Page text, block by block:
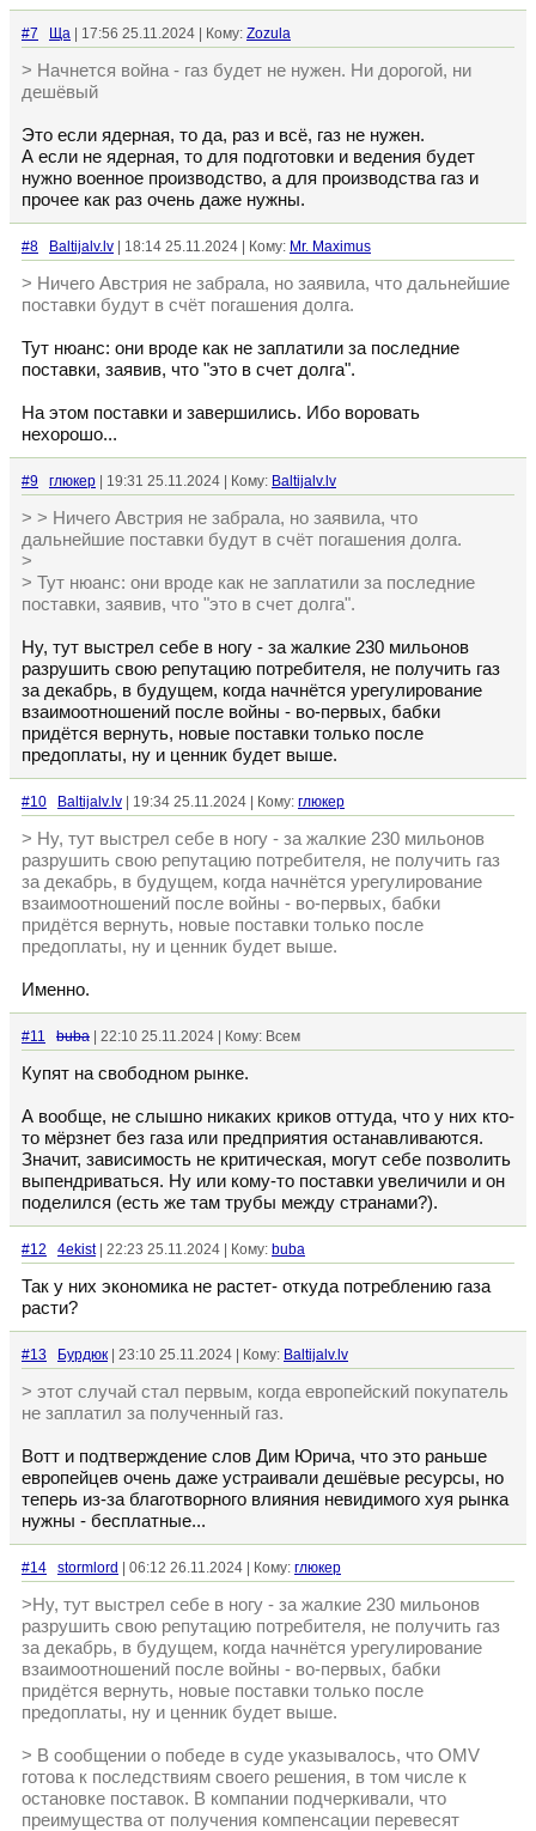
#7 Ща | 17:56 25.11.2024 | Кому: Zozula
> Начнется война - газ будет не нужен. Ни дорогой, ни
дешёвый
Это если ядерная, то да, раз и всё, газ не нужен.
А если не ядерная, то для подготовки и ведения будет
нужно военное производство, а для производства газ и
прочее как раз очень даже нужны.
#8 Baltijalv.lv | 18:14 25.11.2024 | Кому: Mr. Maximus
> Ничего Австрия не забрала, но заявила, что дальнейшие
поставки будут в счёт погашения долга.
Тут нюанс: они вроде как не заплатили за последние
поставки, заявив, что "это в счет долга".
На этом поставки и завершились. Ибо воровать
нехорошо...
#9 глюкер | 19:31 25.11.2024 | Кому: Baltijalv.lv
> > Ничего Австрия не забрала, но заявила, что
дальнейшие поставки будут в счёт погашения долга.
>
> Тут нюанс: они вроде как не заплатили за последние
поставки, заявив, что "это в счет долга".
Ну, тут выстрел себе в ногу - за жалкие 230 мильонов
разрушить свою репутацию потребителя, не получить газ
за декабрь, в будущем, когда начнётся урегулирование
взаимоотношений после войны - во-первых, бабки
придётся вернуть, новые поставки только после
предоплаты, ну и ценник будет выше.
#10 Baltijalv.lv | 19:34 25.11.2024 | Кому: глюкер
> Ну, тут выстрел себе в ногу - за жалкие 230 мильонов
разрушить свою репутацию потребителя, не получить газ
за декабрь, в будущем, когда начнётся урегулирование
взаимоотношений после войны - во-первых, бабки
придётся вернуть, новые поставки только после
предоплаты, ну и ценник будет выше.
Именно.
#11 buba | 22:10 25.11.2024 | Кому: Всем
Купят на свободном рынке.
А вообще, не слышно никаких криков оттуда, что у них кто-
то мёрзнет без газа или предприятия останавливаются.
Значит, зависимость не критическая, могут себе позволить
выпендриваться. Ну или кому-то поставки увеличили и он
поделился (есть же там трубы между странами?).
#12 4ekist| 22:23 25.11.2024 | Кому: buba
Так у них экономика не растет- откуда потреблению газа
расти?
#13 Бурдюк | 23:10 25.11.2024 | Кому: Baltijalv.lv
> этот случай стал первым, когда европейский покупатель
не заплатил за полученный газ.
Вотт и подтверждение слов Дим Юрича, что это раньше
европейцев очень даже устраивали дешёвые ресурсы, но
теперь из-за благотворного влияния невидимого хуя рынка
нужны - бесплатные...
#14 stormlord | 06:12 26.11.2024 | Кому: глюкер
>Ну, тут выстрел себе в ногу - за жалкие 230 мильонов
разрушить свою репутацию потребителя, не получить газ
за декабрь, в будущем, когда начнётся урегулирование
взаимоотношений после войны - во-первых, бабки
придётся вернуть, новые поставки только после
предоплаты, ну и ценник будет выше.
> В сообщении о победе в суде указывалось, что OMV
готова к последствиям своего решения, в том числе к
остановке поставок. В компании подчеркивали, что
преимущества от получения компенсации перевесят